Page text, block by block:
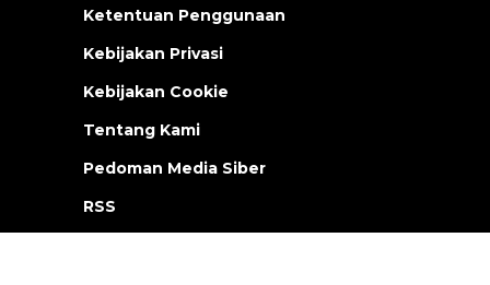
Ketentuan Penggunaan
Kebijakan Privasi
Kebijakan Cookie
Tentang Kami
Pedoman Media Siber
RSS